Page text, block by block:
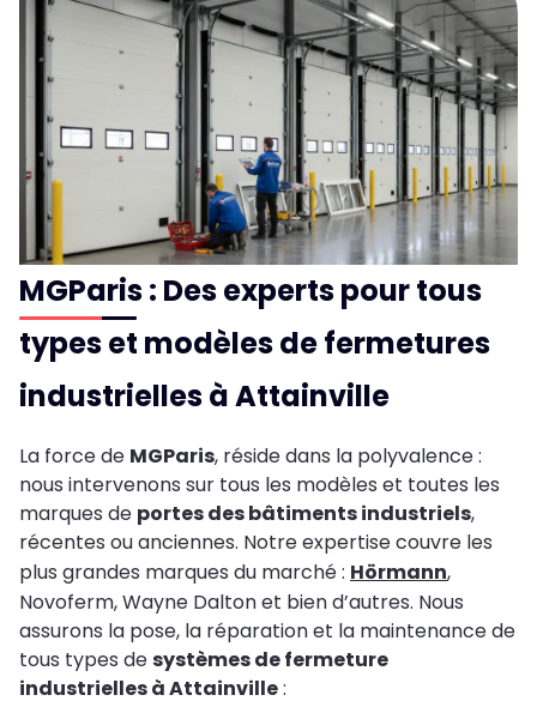
MGParis : Des experts pour tous
types et modèles de fermetures
industrielles à Attainville
La force de MGParis, réside dans la polyvalence :
nous intervenons sur tous les modèles et toutes les
marques de portes des bâtiments industriels,
récentes ou anciennes. Notre expertise couvre les
plus grandes marques du marché : Hörmann,
Novoferm, Wayne Dalton et bien d’autres. Nous
assurons la pose, la réparation et la maintenance de
tous types desystèmes de fermeture
industrielles à Attainville: